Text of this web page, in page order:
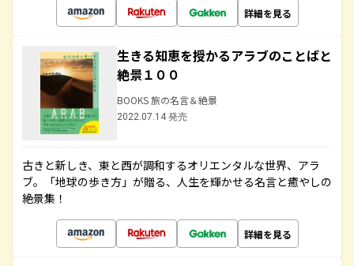
詳細を見る
生きる知恵を授かるアラブのことばと
絶景１００
BOOKS 旅の名言＆絶景
2022.07.14 発売
古きと新しき、東と西が調和するオリエンタルな世界、アラ
ブ。「地球の歩き方」が贈る、人生を輝かせる名言と癒やしの
絶景集！
詳細を見る